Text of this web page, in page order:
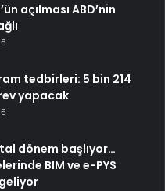
açılması ABD’nin
tedbirleri: 5 bin 214
yapacak
dönem başlıyor…
BIM ve e-PYS